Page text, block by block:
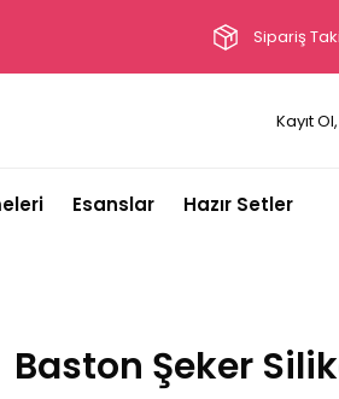
Sipariş
Kayıt Ol,
Esanslar Hazır Setler
Baston Şeker